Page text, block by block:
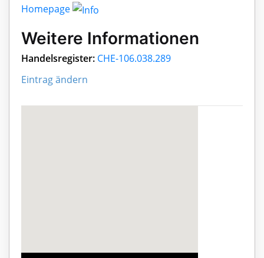
Homepage
Weitere Informationen
Handelsregister: CHE-106.038.289
Eintrag ändern